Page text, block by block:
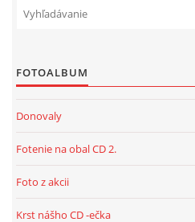
FOTOALBUM
Donovaly
Fotenie na obal CD 2.
Foto z akcii
Krst nášho CD -ečka